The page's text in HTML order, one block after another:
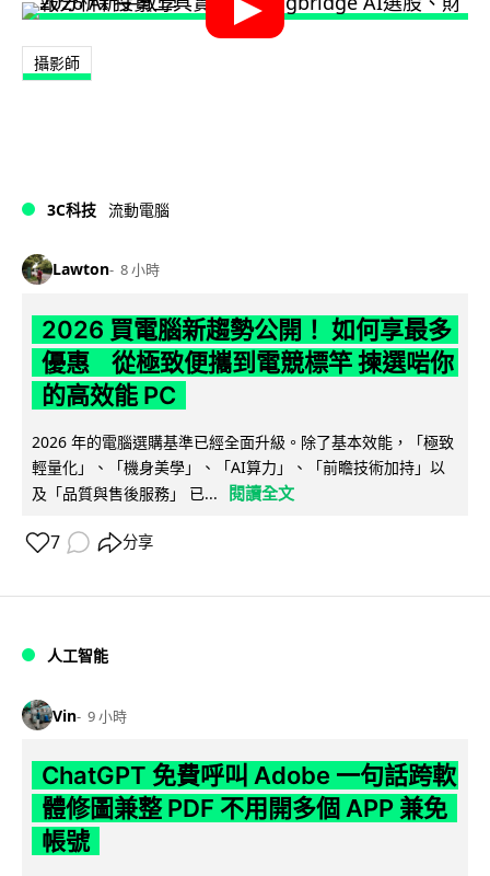
攝影師
3C科技 流動電腦
Lawton 8 小時
2026 買電腦新趨勢公開！ 如何享最多
優惠 從極致便攜到電競標竿 揀選啱你
的高效能 PC
2026 年的電腦選購基準已經全面升級。除了基本效能，「極致
輕量化」、「機身美學」、「AI算力」、「前瞻技術加持」以
及「品質與售後服務」 已...
閱讀全文
7 分享
人工智能
Vin 9 小時
ChatGPT 免費呼叫 Adobe 一句話跨軟
體修圖兼整 PDF 不用開多個 APP 兼免
帳號